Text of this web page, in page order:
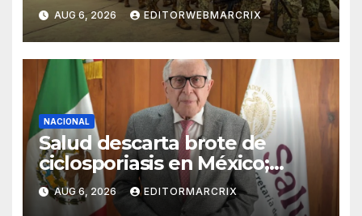
exportaciones de aguacate
AUG 6, 2026 EDITORWEBMARCRIX
NACIONAL
Salud descarta brote de
ciclosporiasis en México;
confirma 33 casos en 13
estados
AUG 6, 2026 EDITORMARCRIX